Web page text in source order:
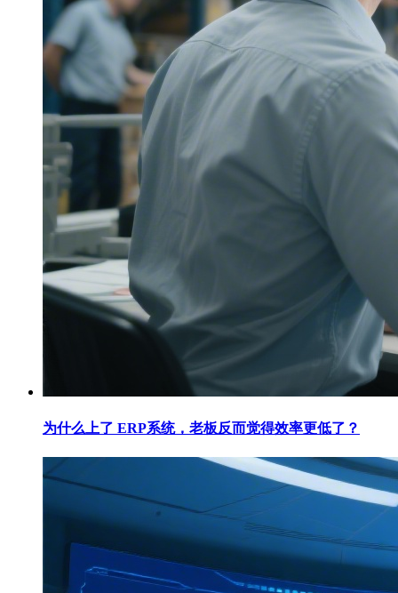
为什么上了 ERP系统，老板反而觉得效率更低了？